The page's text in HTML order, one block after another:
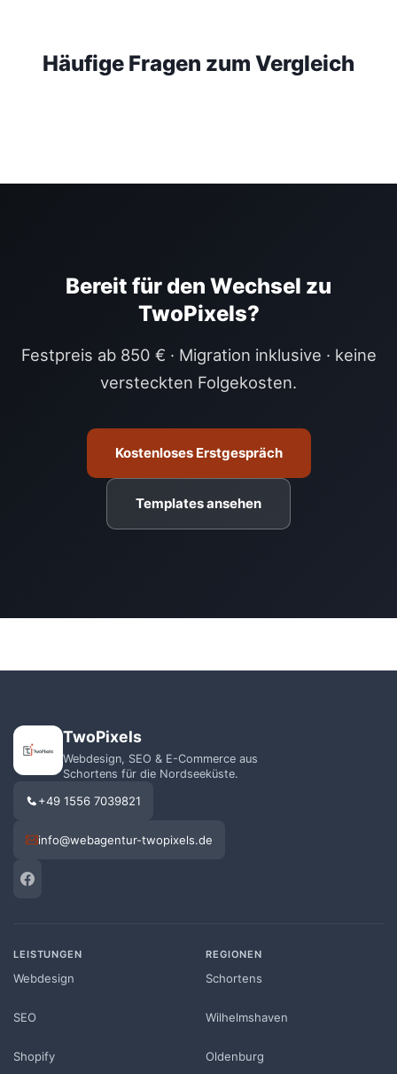
Häufige Fragen zum Vergleich
Bereit für den Wechsel zu
TwoPixels?
Festpreis ab 850 € · Migration inklusive · keine
versteckten Folgekosten.
Kostenloses Erstgespräch
Templates ansehen
TwoPixels
Webdesign, SEO & E-Commerce aus
Schortens für die Nordseeküste.
+49 1556 7039821
info@webagentur-twopixels.de
LEISTUNGEN
Webdesign
SEO
Shopify
REGIONEN
Schortens
Wilhelmshaven
Oldenburg